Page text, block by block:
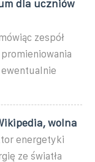
dla uczniów
zespół
ewentualnie
wolna
energetyki
ze światła